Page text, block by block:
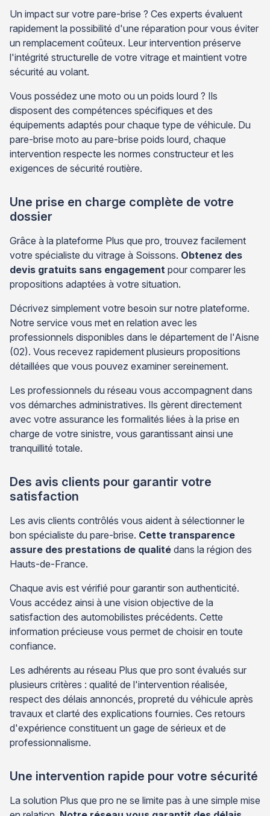
Un impact sur votre pare-brise ? Ces experts évaluent
rapidement la possibilité d'une réparation pour vous éviter
un remplacement coûteux. Leur intervention préserve
l'intégrité structurelle de votre vitrage et maintient votre
sécurité au volant.
Vous possédez une moto ou un poids lourd ? Ils
disposent des compétences spécifiques et des
équipements adaptés pour chaque type de véhicule. Du
pare-brise moto au pare-brise poids lourd, chaque
intervention respecte les normes constructeur et les
exigences de sécurité routière.
Une prise en charge complète de votre
dossier
Grâce à la plateforme Plus que pro, trouvez facilement
votre spécialiste du vitrage à Soissons. Obtenez des
devis gratuits sans engagement pour comparer les
propositions adaptées à votre situation.
Décrivez simplement votre besoin sur notre plateforme.
Notre service vous met en relation avec les
professionnels disponibles dans le département de l'Aisne
(02). Vous recevez rapidement plusieurs propositions
détaillées que vous pouvez examiner sereinement.
Les professionnels du réseau vous accompagnent dans
vos démarches administratives. Ils gèrent directement
avec votre assurance les formalités liées à la prise en
charge de votre sinistre, vous garantissant ainsi une
tranquillité totale.
Des avis clients pour garantir votre
satisfaction
Les avis clients contrôlés vous aident à sélectionner le
bon spécialiste du pare-brise. Cette transparence
assure des prestations de qualité dans la région des
Hauts-de-France.
Chaque avis est vérifié pour garantir son authenticité.
Vous accédez ainsi à une vision objective de la
satisfaction des automobilistes précédents. Cette
information précieuse vous permet de choisir en toute
confiance.
Les adhérents au réseau Plus que pro sont évalués sur
plusieurs critères : qualité de l'intervention réalisée,
respect des délais annoncés, propreté du véhicule après
travaux et clarté des explications fournies. Ces retours
d'expérience constituent un gage de sérieux et de
professionnalisme.
Une intervention rapide pour votre sécurité
La solution Plus que pro ne se limite pas à une simple mise